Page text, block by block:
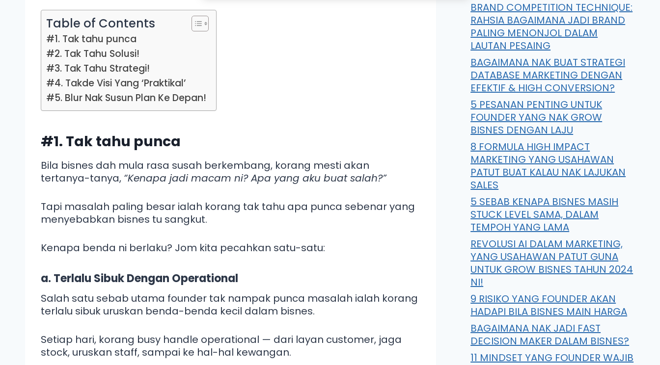
Table of Contents
#1. Tak tahu punca
#2. Tak Tahu Solusi!
#3. Tak Tahu Strategi!
#4. Takde Visi Yang ‘Praktikal’
#5. Blur Nak Susun Plan Ke Depan!
#1. Tak tahu punca
Bila bisnes dah mula rasa susah berkembang, korang mesti akan
tertanya-tanya, “Kenapa jadi macam ni? Apa yang aku buat salah?”
Tapi masalah paling besar ialah korang tak tahu apa punca sebenar yang
menyebabkan bisnes tu sangkut.
Kenapa benda ni berlaku? Jom kita pecahkan satu-satu:
a. Terlalu Sibuk Dengan Operational
Salah satu sebab utama founder tak nampak punca masalah ialah korang
terlalu sibuk uruskan benda-benda kecil dalam bisnes.
Setiap hari, korang busy handle operational — dari layan customer, jaga
stock, uruskan staff, sampai ke hal-hal kewangan.
BRAND COMPETITION TECHNIQUE:
RAHSIA BAGAIMANA JADI BRAND
PALING MENONJOL DALAM
LAUTAN PESAING
BAGAIMANA NAK BUAT STRATEGI
DATABASE MARKETING DENGAN
EFEKTIF & HIGH CONVERSION?
5 PESANAN PENTING UNTUK
FOUNDER YANG NAK GROW
BISNES DENGAN LAJU
8 FORMULA HIGH IMPACT
MARKETING YANG USAHAWAN
PATUT BUAT KALAU NAK LAJUKAN
SALES
5 SEBAB KENAPA BISNES MASIH
STUCK LEVEL SAMA, DALAM
TEMPOH YANG LAMA
REVOLUSI AI DALAM MARKETING,
YANG USAHAWAN PATUT GUNA
UNTUK GROW BISNES TAHUN 2024
NI!
9 RISIKO YANG FOUNDER AKAN
HADAPI BILA BISNES MAIN HARGA
BAGAIMANA NAK JADI FAST
DECISION MAKER DALAM BISNES?
11 MINDSET YANG FOUNDER WAJIB